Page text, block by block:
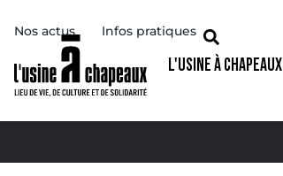
Nos actus Infos pratiques
L'USINE À CHAPEAUX